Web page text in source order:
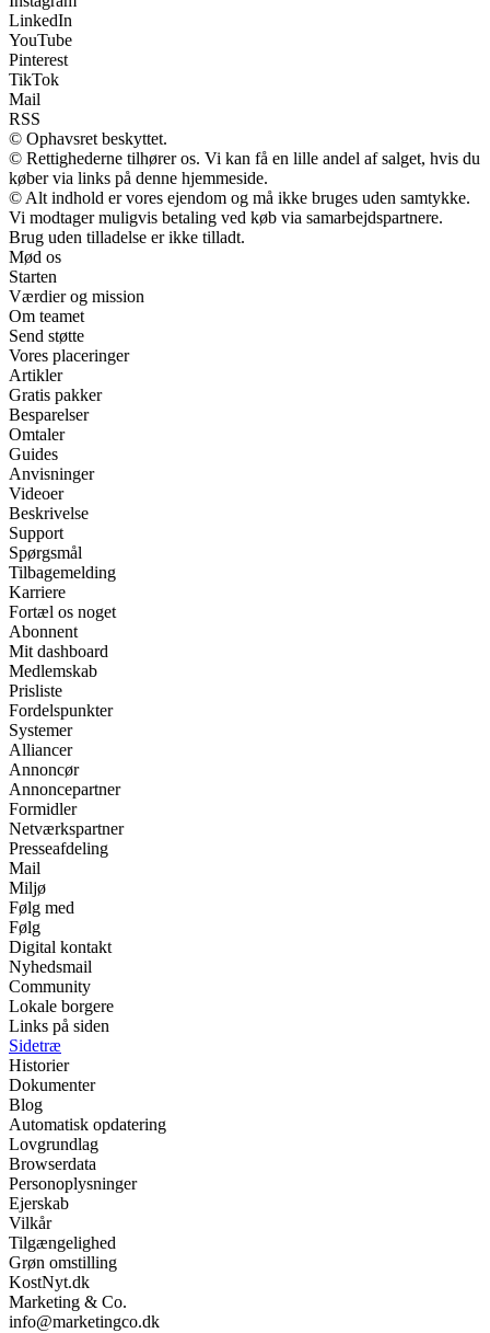
LinkedIn
YouTube
Pinterest
TikTok
Mail
RSS
© Ophavsret beskyttet.
© Rettighederne tilhører os. Vi kan få en lille andel af salget, hvis du
køber via links på denne hjemmeside.
© Alt indhold er vores ejendom og må ikke bruges uden samtykke.
Vi modtager muligvis betaling ved køb via samarbejdspartnere.
Brug uden tilladelse er ikke tilladt.
Mød os
Starten
Værdier og mission
Om teamet
Send støtte
Vores placeringer
Artikler
Gratis pakker
Besparelser
Omtaler
Guides
Anvisninger
Videoer
Beskrivelse
Support
Spørgsmål
Tilbagemelding
Karriere
Fortæl os noget
Abonnent
Mit dashboard
Medlemskab
Prisliste
Fordelspunkter
Systemer
Alliancer
Annoncør
Annoncepartner
Formidler
Netværkspartner
Presseafdeling
Mail
Miljø
Følg med
Følg
Digital kontakt
Nyhedsmail
Community
Lokale borgere
Links på siden
Sidetræ
Historier
Dokumenter
Blog
Automatisk opdatering
Lovgrundlag
Browserdata
Personoplysninger
Ejerskab
Vilkår
Tilgængelighed
Grøn omstilling
KostNyt.dk
Marketing & Co.
info@marketingco.dk